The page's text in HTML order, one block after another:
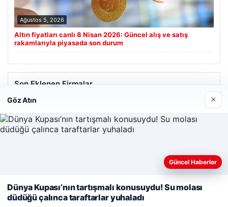
Ağustos 5, 2026
Altın fiyatları canlı 8 Nisan 2026: Güncel alış ve satış
rakamlarıyla piyasada son durum
Son Eklenen Firmalar
Web sitemizi nasıl kullandığınızı daha iyi anlayabilmek,
kullanıyoruz.
Çerez Politikamız
Reddet Kabul Et
Göz Atın ×
Güncel Haberler
Dünya Kupası’nın tartışmalı konusuydu! Su molası
düdüğü çalınca taraftarlar yuhaladı